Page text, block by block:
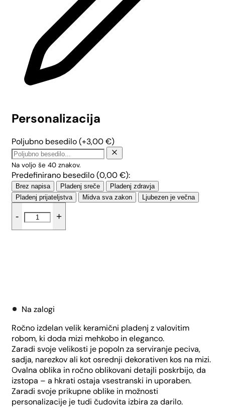
Personalizacija
Poljubno besedilo(+3,00€)
Na voljo še 40 znakov.
Predefinirano besedilo (0,00€):
Brez napisa Pladenj sreče
Pladenj zdravja
Pladenj prijateljstva
Midva sva zakon Ljubezen je večna
-
valovit
ovalen
+
Na zalogi
Ročno izdelan velik keramični pladenj z valovitim
robom, ki doda mizi mehkobo in eleganco.
Zaradi svoje velikosti je popoln za serviranje peciva,
sadja, narezkov ali kot osrednji dekorativen kos na mizi.
Ovalna oblika in ročno oblikovani detajli poskrbijo, da
izstopa – a hkrati ostaja vsestranski in uporaben.
Zaradi svoje prikupne oblike in možnosti
personalizacije je tudi čudovita izbira za darilo.